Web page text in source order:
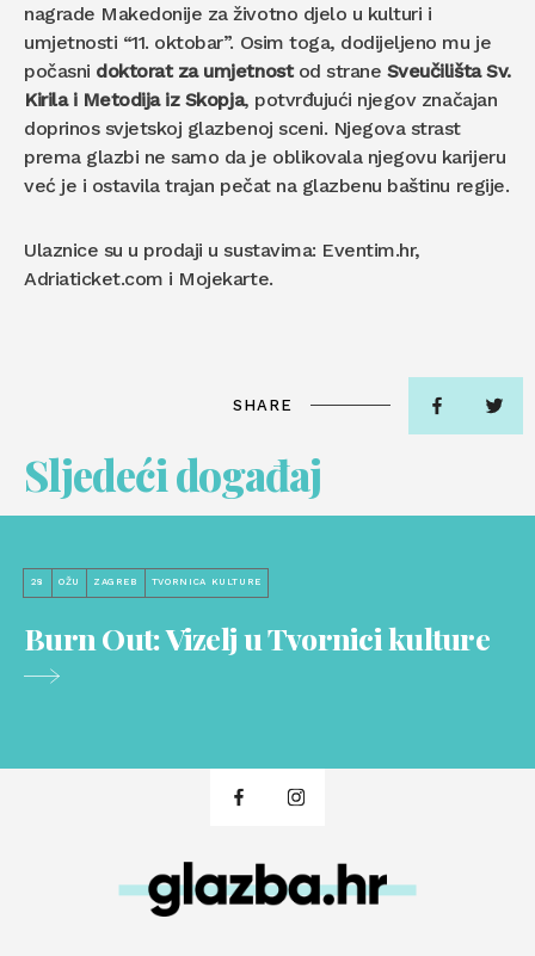
nagrade Makedonije za životno djelo u kulturi i
umjetnosti “11. oktobar”. Osim toga, dodijeljeno mu je
počasni doktorat za umjetnostod strane Sveučilišta Sv.
Kirila i Metodija iz Skopja, potvrđujući njegov značajan
doprinos svjetskoj glazbenoj sceni. Njegova strast
prema glazbi ne samo da je oblikovala njegovu karijeru
već je i ostavila trajan pečat na glazbenu baštinu regije.
Ulaznice su u prodaji u sustavima: Eventim.hr,
Adriaticket.com i Mojekarte.
SHARE
Sljedeći događaj
28 OŽU ZAGREB TVORNICA KULTURE
Burn Out: Vizelj u Tvornici kulture